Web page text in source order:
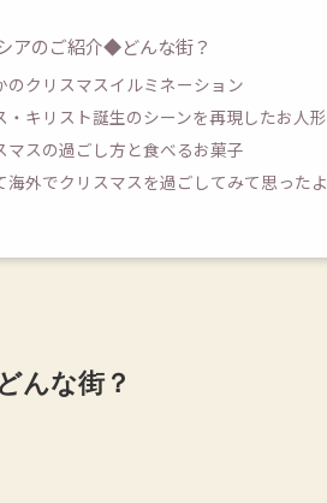
アのご紹介◆どんな街？
のクリスマスイルミネーション
・キリスト誕生のシーンを再現したお人
マスの過ごし方と食べるお菓子
海外でクリスマスを過ごしてみて思った
んな街？